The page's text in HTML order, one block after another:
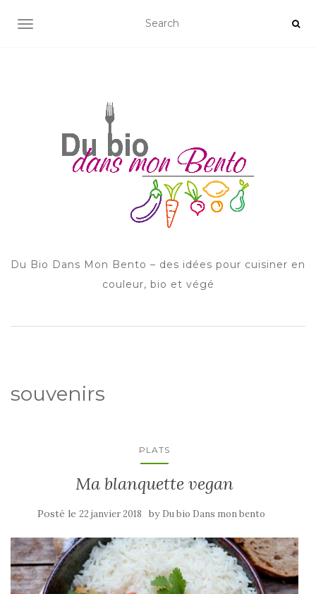
AFFICHER/MASQUER LA NAVIGATION
Du Bio Dans Mon Bento – des idées pour cuisiner en
couleur, bio et végé
souvenirs
PLATS
Ma blanquette vegan
Posté le 22 janvier 2018 by Du bio Dans mon bento